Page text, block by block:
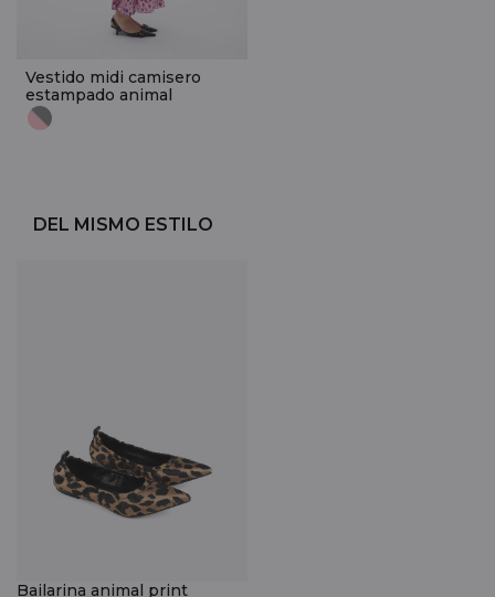
Vestido midi camisero
estampado animal
DEL MISMO ESTILO
Bailarina animal print